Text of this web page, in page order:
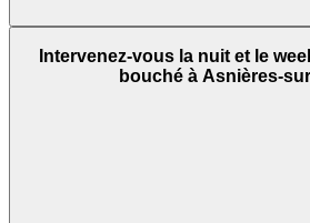
Intervenez-vous la nuit et le
bouché à Asnières-